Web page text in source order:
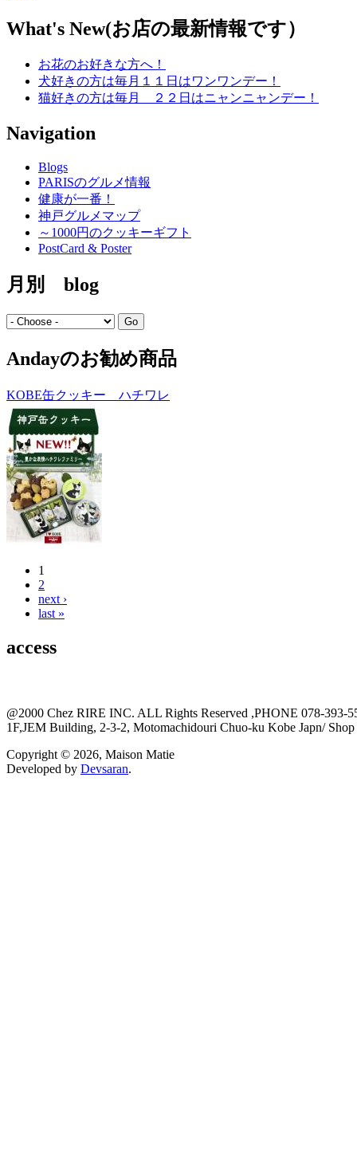
What's New(お店の最新情報です）
お花のお好きな方へ！
犬好きの方は毎月１１日はワンワンデー！
猫好きの方は毎月 ２２日はニャンニャンデー！
Navigation
Blogs
PARISのグルメ情報
健康が一番！
神戸グルメマップ
～1000円のクッキーギフト
PostCard & Poster
月別 blog
Andayのお勧め商品
KOBE缶クッキー ハチワレ
Pages
1
2
next ›
last »
access
@2000 Chez RIRE INC. ALL Rights Reserved ,PHONE 078-393-
1F,JEM Building, 2-3-2, Motomachidouri Chuo-ku Kobe Japn/
Copyright © 2026, Maison Matie
Developed by Devsaran.